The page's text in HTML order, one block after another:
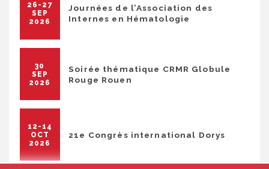
26-27
SEP
2026
Journées de l’Association des
Internes en Hématologie
30
SEP
2026
Soirée thématique CRMR Globule
Rouge Rouen
12-14
OCT
2026
21e Congrès international Dorys